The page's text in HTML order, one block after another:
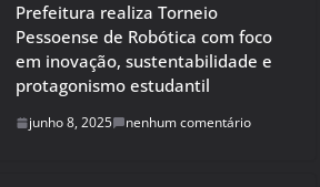
Prefeitura realiza Torneio
Pessoense de Robótica com foco
em inovação, sustentabilidade e
protagonismo estudantil
junho 8, 2025 nenhum comentário